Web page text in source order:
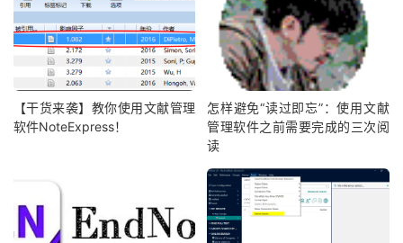
【干货来袭】教你使用文献管理
软件NoteExpress！
怎样避免“读过即忘”：使用文献
管理软件之前需要完成的三次阅
读